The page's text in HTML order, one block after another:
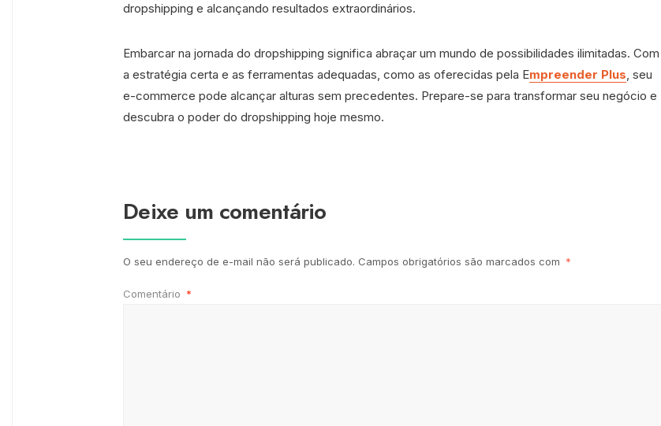
dropshipping e alcançando resultados extraordinários.
Embarcar na jornada do dropshipping significa abraçar um mundo de possibilidades ilimitadas. Com
a estratégia certa e as ferramentas adequadas, como as oferecidas pela Empreender Plus, seu
e-commerce pode alcançar alturas sem precedentes. Prepare-se para transformar seu negócio e
descubra o poder do dropshipping hoje mesmo.
Deixe um comentário
O seu endereço de e-mail não será publicado. Campos obrigatórios são marcados com *
Comentário *